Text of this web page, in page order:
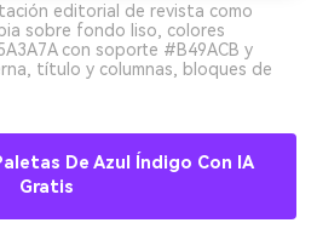
editorial de revista como
sobre fondo liso, colores
con soporte #B49ACB y
título y columnas, bloques de
De Azul Índigo Con IA
Gratis